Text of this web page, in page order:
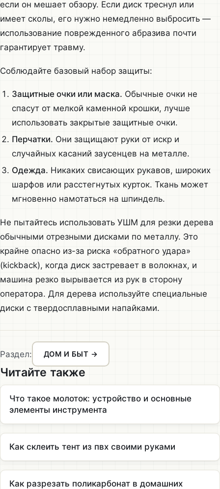
если он мешает обзору. Если диск треснул или
имеет сколы, его нужно немедленно выбросить —
использование поврежденного абразива почти
гарантирует травму.
Соблюдайте базовый набор защиты:
Защитные очки или маска. Обычные очки не
спасут от мелкой каменной крошки, лучше
использовать закрытые защитные очки.
Перчатки. Они защищают руки от искр и
случайных касаний заусенцев на металле.
Одежда. Никаких свисающих рукавов, широких
шарфов или расстегнутых курток. Ткань может
мгновенно намотаться на шпиндель.
Не пытайтесь использовать УШМ для резки дерева
обычными отрезными дисками по металлу. Это
крайне опасно из-за риска «обратного удара»
(kickback), когда диск застревает в волокнах, и
машина резко вырывается из рук в сторону
оператора. Для дерева используйте специальные
диски с твердосплавными напайками.
Раздел: ДОМ И БЫТ →
Читайте также
Что такое молоток: устройство и основные
элементы инструмента
Как склеить тент из пвх своими руками
Как разрезать поликарбонат в домашних